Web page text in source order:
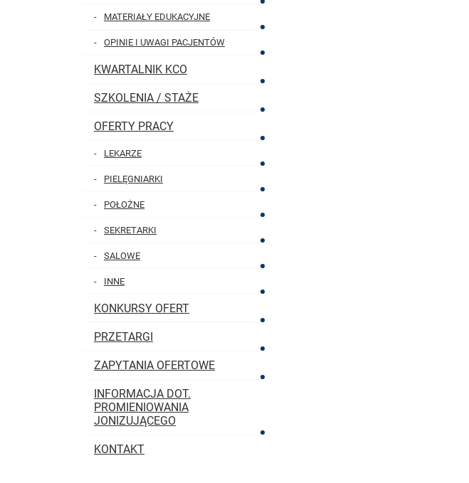
MATERIAŁY EDUKACYJNE
OPINIE I UWAGI PACJENTÓW
KWARTALNIK KCO
SZKOLENIA / STAŻE
OFERTY PRACY
LEKARZE
PIELĘGNIARKI
POŁOŻNE
SEKRETARKI
SALOWE
INNE
KONKURSY OFERT
PRZETARGI
ZAPYTANIA OFERTOWE
INFORMACJA DOT.
PROMIENIOWANIA
JONIZUJĄCEGO
KONTAKT